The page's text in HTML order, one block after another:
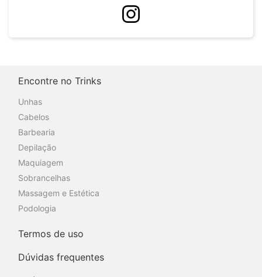
Encontre no Trinks
Unhas
Cabelos
Barbearia
Depilação
Maquiagem
Sobrancelhas
Massagem e Estética
Podologia
Termos de uso
Dúvidas frequentes